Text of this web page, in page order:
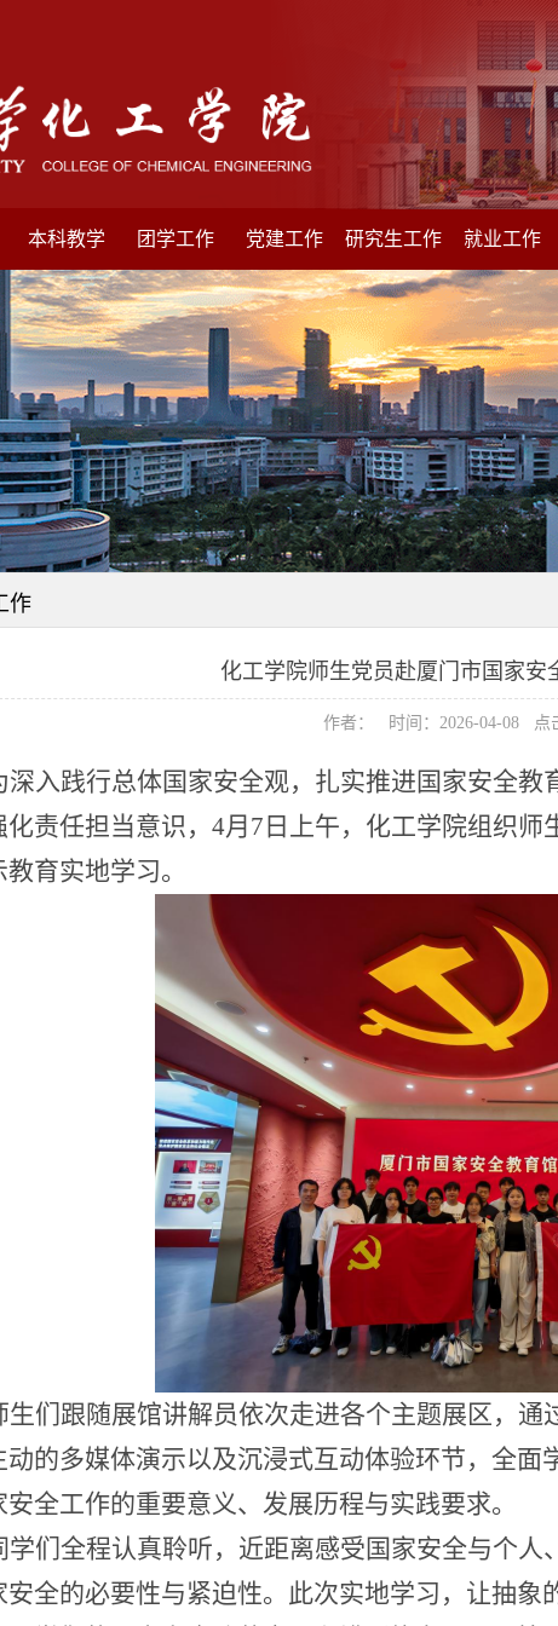
本科教学 团学工作 党建工作 研究生工作 就业工作
作
化工学院师生党员赴厦门市国家安
作者： 时间：2026-04-08 点
深入践行总体国家安全观，扎实推进国家安全教
责任担当意识， 4月7日上午，化工学院组织师
育实地学习。
生们跟随展馆讲解员依次走进各个主题展区，通
动的多媒体演示以及沉浸式互动体验环节，全面
安全工作的重要意义、发展历程与实践要求。
学们全程认真聆听，近距离感受国家安全与个
安全的必要性与紧迫性。此次实地学习，让抽